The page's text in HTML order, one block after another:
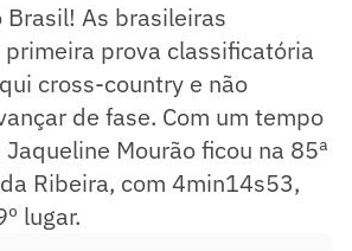
Brasil! As brasileiras
prova classificatória
cross-country e não
de fase. Com um tempo
Mourão ficou na 85ª
Ribeira, com 4min14s53,
lugar.